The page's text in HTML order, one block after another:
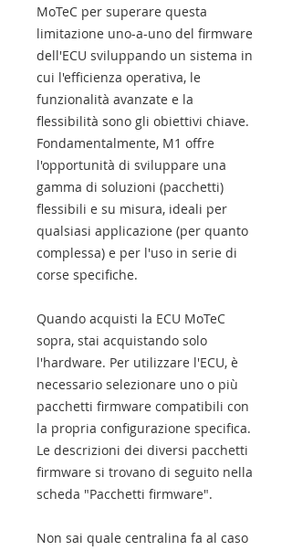
MoTeC per superare questa
limitazione uno-a-uno del firmware
dell'ECU sviluppando un sistema in
cui l'efficienza operativa, le
funzionalità avanzate e la
flessibilità sono gli obiettivi chiave.
Fondamentalmente, M1 offre
l'opportunità di sviluppare una
gamma di soluzioni (pacchetti)
flessibili e su misura, ideali per
qualsiasi applicazione (per quanto
complessa) e per l'uso in serie di
corse specifiche.
Quando acquisti la ECU MoTeC
sopra, stai acquistando solo
l'hardware. Per utilizzare l'ECU, è
necessario selezionare uno o più
pacchetti firmware compatibili con
la propria configurazione specifica.
Le descrizioni dei diversi pacchetti
firmware si trovano di seguito nella
scheda "Pacchetti firmware".
Non sai quale centralina fa al caso